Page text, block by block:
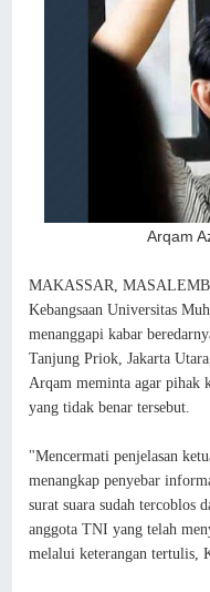
Arqam
MAKASSAR,
Kebangsaan Universitas
menanggapi kabar
Tanjung Priok, Jakarta
Arqam meminta agar pihak
yang tidak benar tersebut.
"Mencermati penjelasan
menangkap penyebar
surat suara sudah tercoblos
anggota TNI yang telah
melalui keterangan tertulis,